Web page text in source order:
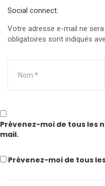
Social connect:
Votre adresse e-mail ne sera
obligatoires sont indiqués
Prévenez-moi de tous les
mail.
Prévenez-moi de tous